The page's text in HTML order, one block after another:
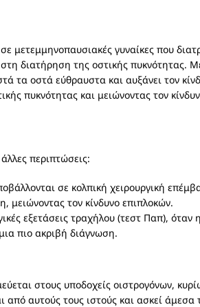
σε μετεμμηνοπαυσιακές γυναίκες που
διατήρηση της οστικής πυκνότητας.
τα οστά εύθραυστα και αυξάνει τον
πυκνότητας και μειώνοντας τον
περιπτώσεις:
σε κολπική χειρουργική
μειώνοντας τον κίνδυνο επιπλοκών.
εξετάσεις τραχήλου (τεστ Παπ),
πιο ακριβή διάγνωση.
στους υποδοχείς οιστρογόνων,
αυτούς τους ιστούς και ασκεί άμεσα